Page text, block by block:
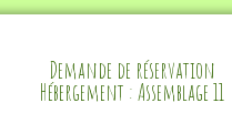
Demande de réservation
Hébergement : Assemblage 11